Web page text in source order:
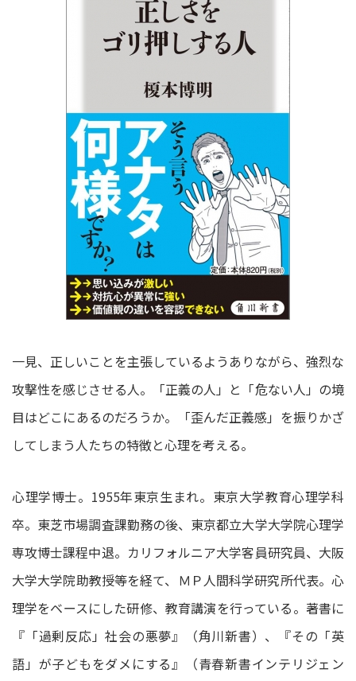
一見、正しいことを主張しているようありながら、強烈な
攻撃性を感じさせる人。「正義の人」と「危ない人」の境
目はどこにあるのだろうか。「歪んだ正義感」を振りかざ
してしまう人たちの特徴と心理を考える。
心理学博士。1955年東京生まれ。東京大学教育心理学科
卒。東芝市場調査課勤務の後、東京都立大学大学院心理学
専攻博士課程中退。カリフォルニア大学客員研究員、大阪
大学大学院助教授等を経て、ＭＰ人間科学研究所代表。心
理学をベースにした研修、教育講演を行っている。著書に
『「過剰反応」社会の悪夢』（角川新書）、『その「英
語」が子どもをダメにする』（青春新書インテリジェン